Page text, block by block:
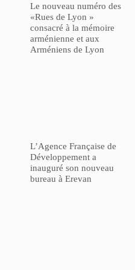
Le nouveau numéro des
«Rues de Lyon »
consacré à la mémoire
arménienne et aux
Arméniens de Lyon
L’Agence Française de
Développement a
inauguré son nouveau
bureau à Erevan